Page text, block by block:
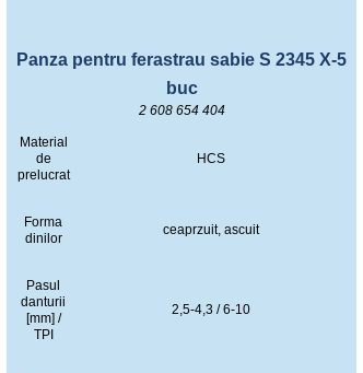
Panza pentru ferastrau sabie S 2345 X-5
buc
2 608 654 404
Material
de
prelucrat
HCS
Forma
dinilor
ceaprzuit, ascuit
Pasul
danturii
[mm] /
TPI
2,5-4,3 / 6-10